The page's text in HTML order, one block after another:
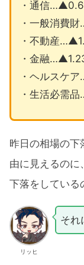
・通信
・一般消費
・不動産
・金融
・ヘルスケ
・生活必需
昨日の相場の下
由に見えるのに
下落をしている
リッヒ
それ